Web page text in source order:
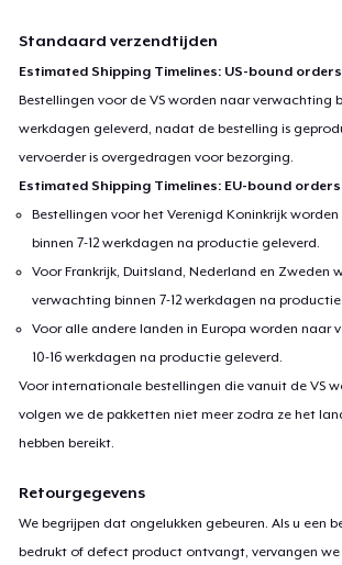
Standaard verzendtijden
Estimated Shipping Timelines: US-bound orders
Bestellingen voor de VS worden naar verwachting
werkdagen geleverd, nadat de bestelling is
vervoerder is overgedragen voor bezorging.
Estimated Shipping Timelines: EU-bound orders
Bestellingen voor het Verenigd Koninkrijk
binnen 7-12 werkdagen na productie geleverd.
Voor Frankrijk, Duitsland, Nederland en Zweden
verwachting binnen 7-12 werkdagen na
Voor alle andere landen in Europa worden naar
10-16 werkdagen na productie geleverd.
Voor internationale bestellingen die vanuit de VS
volgen we de pakketten niet meer zodra ze het
hebben bereikt.
Retourgegevens
We begrijpen dat ongelukken gebeuren. Als u een
bedrukt of defect product ontvangt, vervangen